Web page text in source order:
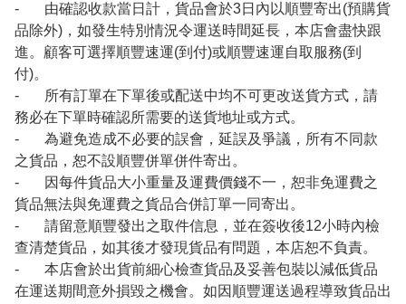
- 由確認收款當日計，貨品會於3日內以順豐寄出(預購貨
品除外)，如發生特別情況令運送時間延長，本店會盡快跟
進。顧客可選擇順豐速運(到付)或順豐速運自取服務(到
付)。
- 所有訂單在下單後或配送中均不可更改送貨方式，請
務必在下單時確認所需要的送貨地址或方式。
- 為避免造成不必要的誤會，延誤及爭議，所有不同款
之貨品，恕不設順豐併單併件寄出。
- 因每件貨品大小重量及運費價錢不一，恕非免運費之
貨品無法與免運費之貨品合併訂單一同寄出。
- 請留意順豐發出之取件信息，並在簽收後12小時內檢
查清楚貨品，如其後才發現貨品有問題，本店恕不負責。
- 本店會於出貨前細心檢查貨品及妥善包裝以減低貨品
在運送期間意外損毀之機會。如因順豐運送過程導致貨品出